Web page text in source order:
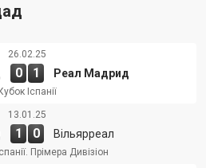
26.02.25
0 1 Реал Мадрид
Іспанії
13.01.25
1 0 Вільярреал
Прімера Дивізіон